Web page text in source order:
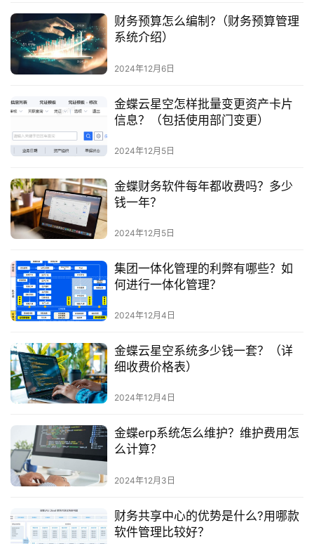
财务预算怎么编制?（财务预算管理
系统介绍）
2024年12月6日
金蝶云星空怎样批量变更资产卡片
信息？（包括使用部门变更）
2024年12月5日
金蝶财务软件每年都收费吗？多少
钱一年？
2024年12月5日
集团一体化管理的利弊有哪些？如
何进行一体化管理？
2024年12月4日
金蝶云星空系统多少钱一套？（详
细收费价格表）
2024年12月4日
金蝶erp系统怎么维护？维护费用怎
么计算？
2024年12月3日
财务共享中心的优势是什么?用哪款
软件管理比较好？